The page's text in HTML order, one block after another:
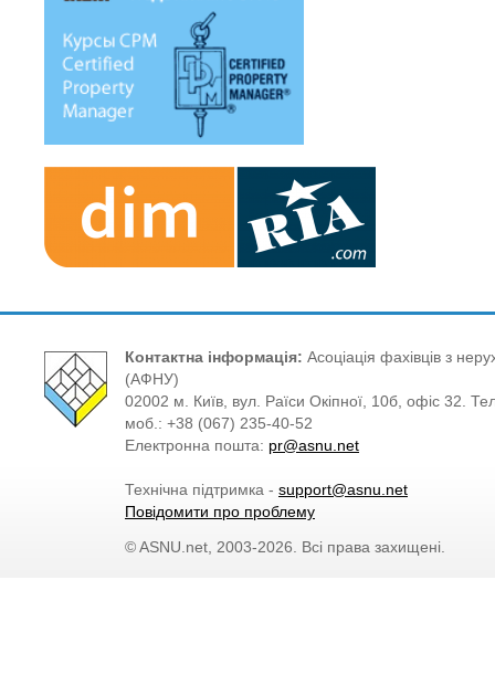
Контактна інформація: Асоціація фахівців з
(АФНУ)
02002 м. Київ, вул. Раїси Окіпної, 10б, офіс 32.
моб.: +38 (067) 235-40-52
Електронна пошта: pr@asnu.net
Технічна підтримка - support@asnu.net
Повідомити про проблему
© ASNU.net, 2003-2026. Всі права захищені.